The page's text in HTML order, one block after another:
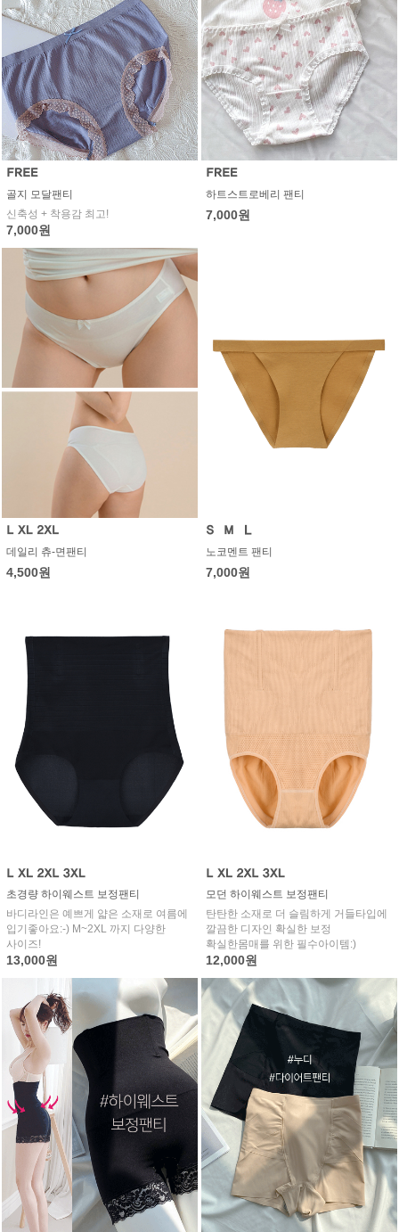
골지 모달팬티
신축성 + 착용감 최고!
7,000원
하트스트로베리 팬티
7,000원
데일리 츄-면팬티
4,500원
노코멘트 팬티
7,000원
초경량 하이웨스트 보정팬티
바디라인은 예쁘게 얇은 소재로 여름에
입기좋아요:-) M~2XL 까지 다양한
사이즈!
13,000원
모던 하이웨스트 보정팬티
탄탄한 소재로 더 슬림하게 거들타입에
깔끔한 디자인 확실한 보정
확실한몸매를 위한 필수아이템:)
12,000원